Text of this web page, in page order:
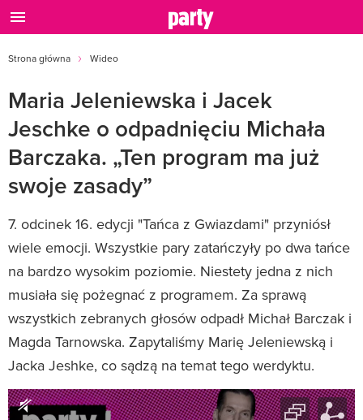
Strona główna Wideo
Maria Jeleniewska i Jacek
Jeschke o odpadnięciu Michała
Barczaka. „Ten program ma już
swoje zasady”
7. odcinek 16. edycji "Tańca z Gwiazdami" przyniósł
wiele emocji. Wszystkie pary zatańczyły po dwa tańce
na bardzo wysokim poziomie. Niestety jedna z nich
musiała się pożegnać z programem. Za sprawą
wszystkich zebranych głosów odpadł Michał Barczak i
Magda Tarnowska. Zapytaliśmy Marię Jeleniewską i
Jacka Jeshke, co sądzą na temat tego werdyktu.